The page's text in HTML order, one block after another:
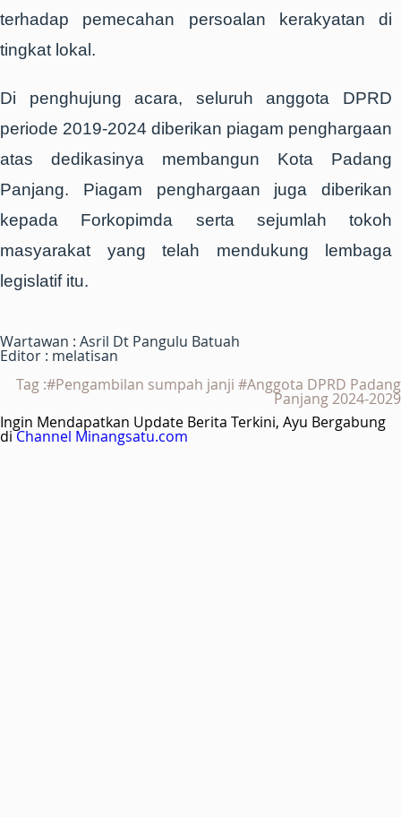
terhadap pemecahan persoalan kerakyatan di
tingkat lokal.
Di penghujung acara, seluruh anggota DPRD
periode 2019-2024 diberikan piagam penghargaan
atas dedikasinya membangun Kota Padang
Panjang. Piagam penghargaan juga diberikan
kepada Forkopimda serta sejumlah tokoh
masyarakat yang telah mendukung lembaga
legislatif itu.
Wartawan : Asril Dt Pangulu Batuah
Editor : melatisan
Tag :#Pengambilan sumpah janji #Anggota DPRD Padang
Panjang 2024-2029
Ingin Mendapatkan Update Berita Terkini, Ayu Bergabung
diChannel Minangsatu.com